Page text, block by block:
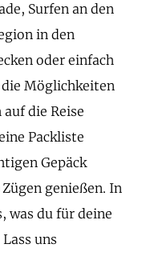
Surfen an den
in den
oder einfach
die Möglichkeiten
die Reise
Packliste
Gepäck
genießen. In
was du für deine
uns